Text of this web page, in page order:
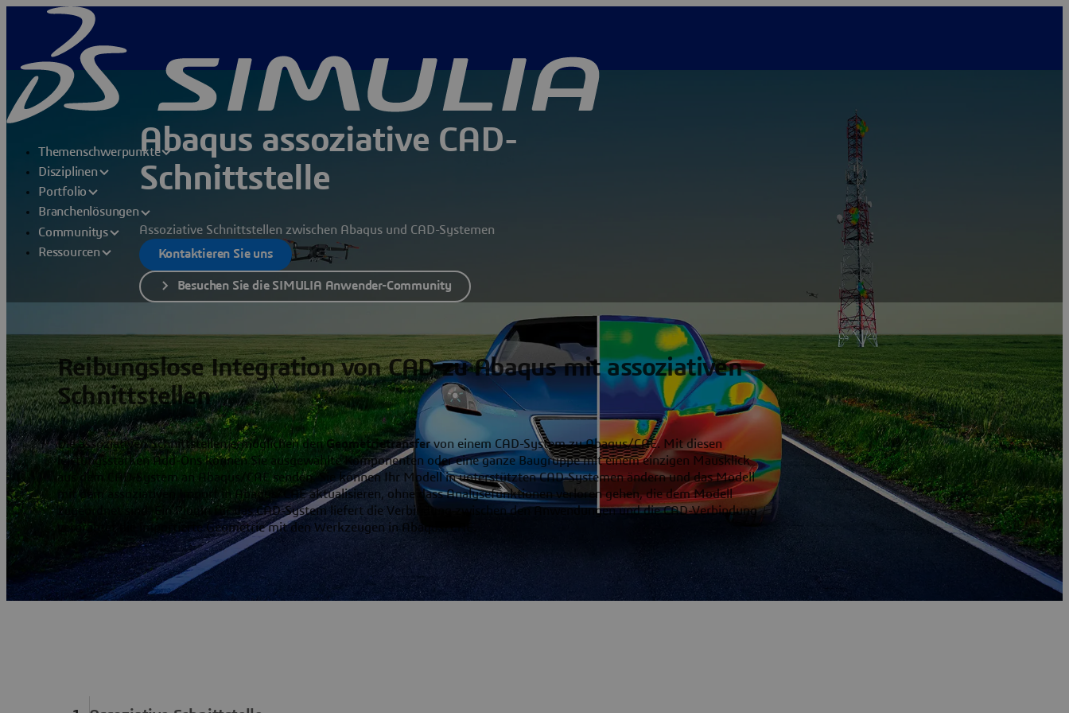
Themenschwerpunkte
Disziplinen
Portfolio
Branchenlösungen
Communitys
Ressourcen
Abaqus assoziative CAD-
Schnittstelle
Assoziative Schnittstellen zwischen Abaqus und CAD-Systemen
Kontaktieren Sie uns
Besuchen Sie die SIMULIA Anwender-Community
Reibungslose Integration von CAD zu Abaqus mit assoziativen
Schnittstellen
Die assoziativen Schnittstellen ermöglichen denGeometrietransfervon einem CAD-System zu Abaqus/CAE. Mit diesen
leistungsstarken Add-Ons können Sie ausgewählte Komponenten oder eine ganze Baugruppe mit einem einzigen Mausklick
aus dem CAD-System an Abaqus/CAE senden. Sie können Ihr Modell in unterstützten CAD-Systemen ändern und das Modell
mit dem assoziativen Import
in Abaqus/CAE aktualisieren, ohne dass Analysefunktionen verloren gehen, die dem Modell
zugeordnet sind. Ein Plugin für das CAD-System liefert die Verbindung zwischen den Anwendungen und die CAD-Verbindung
verdrahtet die importierte Geometrie mit den Werkzeugen in Abaqus/CAE.